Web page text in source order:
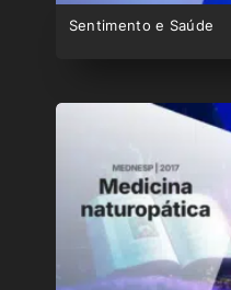
Sentimento e Saúde